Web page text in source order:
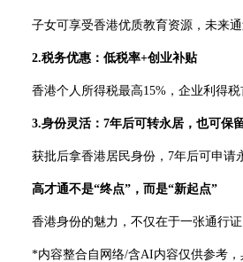
子女可享受香港优质教育资源，未来通
2.税务优惠：低税率+创业补贴
香港个人所得税最高15%，企业利得税
3.身份灵活：7年后可转永居，也可保
获批后拿香港居民身份，7年后可申请永
高才通不是“终点”，而是“新起点”
香港身份的魅力，不仅在于一张通行证
*内容整合自网络/含AI内容仅供参考，